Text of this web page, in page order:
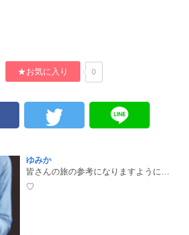
★お気に入り 0
ゆみか
皆さんの旅の参考になりますように…
♡